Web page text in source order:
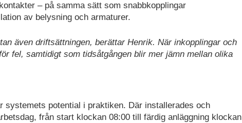
– på samma sätt som snabbkopplingar
av belysning och armaturer.
även driftsättningen, berättar Henrik. När inkopplingar och
fel, samtidigt som tidsåtgången blir mer jämn mellan olika
systemets potential i praktiken. Där installerades och
från start klockan 08:00 till färdig anläggning klockan